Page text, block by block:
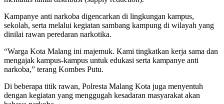
Kampanye anti narkoba digencarkan di lingkungan kampus,
sekolah, serta melalui kegiatan sambang kampung di wilayah yang
dinilai rawan peredaran narkotika.
“Warga Kota Malang ini majemuk. Kami tingkatkan kerja sama dan
mengajak kampus-kampus untuk edukasi serta kampanye anti
narkoba,” terang Kombes Putu.
Di beberapa titik rawan, Polresta Malang Kota juga menyentuh
dengan kegiatan yang menggugah kesadaran masyarakat akan